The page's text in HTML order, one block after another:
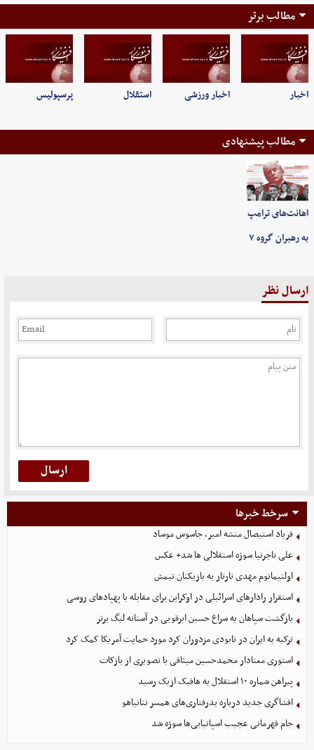
مطالب برتر
اخبار اخبار ورزشی استقلال پرسپولیس
مطالب پیشنهادی
اهانت‌های ترامپ
به رهبران گروه ۷
ارسال نظر
سرخط خبرها
فریاد استیصال منشه امیر، جاسوس موساد
علی تاجرنیا سوژه استقلالی‌ ها شد+ عکس
اولتیماتوم مهدی تارتار به بازیکنان تیمش
استقرار رادارهای اسرائیلی در اوکراین برای مقابله با پهپادهای روسی
بازگشت سپاهان به سراغ حسین ابرقویی در آستانه لیگ برتر
ترکیه به ایران در نابودی مزدوران کرد مورد حمایت آمریکا کمک کرد
استوری معنادار محمدحسین میثاقی با تصویری از بازکات
پیراهن شماره ۱۰ استقلال به هافبک ازبک رسید
افشاگری جدید درباره بدرفتاری‌های همسر نتانیاهو
جام قهرمانی عجیب اسپانیایی‌ها سوژه شد